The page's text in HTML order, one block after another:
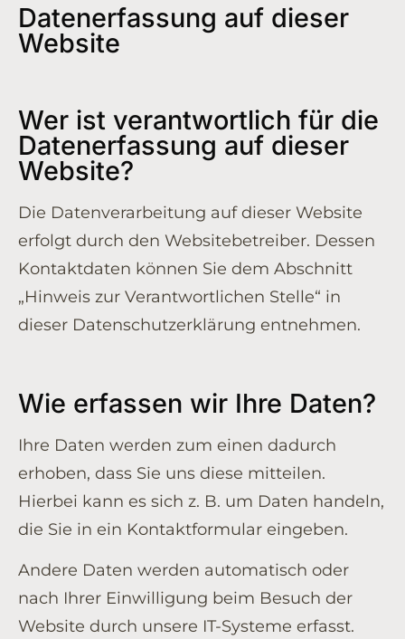
Datenerfassung auf dieser
Website
Wer ist verantwortlich für die
Datenerfassung auf dieser
Website?
Die Datenverarbeitung auf dieser Website
erfolgt durch den Websitebetreiber. Dessen
Kontaktdaten können Sie dem Abschnitt
„Hinweis zur Verantwortlichen Stelle“ in
dieser Datenschutzerklärung entnehmen.
Wie erfassen wir Ihre Daten?
Ihre Daten werden zum einen dadurch
erhoben, dass Sie uns diese mitteilen.
Hierbei kann es sich z. B. um Daten handeln,
die Sie in ein Kontaktformular eingeben.
Andere Daten werden automatisch oder
nach Ihrer Einwilligung beim Besuch der
Website durch unsere IT-Systeme erfasst.